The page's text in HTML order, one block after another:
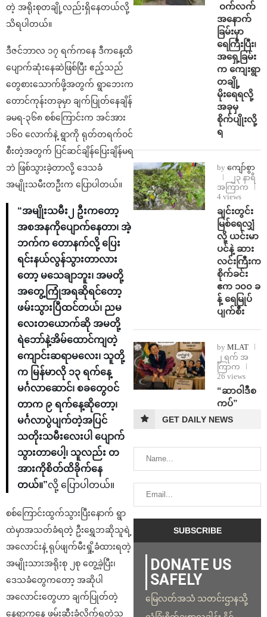
တဲ့ အရိုးစုတချို့လည်းရှိနေတယ်လို့
သိရပါတယ်။
ဒီဇင်ဘာလ ၁၇ ရက်ကနေ ဒီကနေ့ထိ
ပျောက်ဆုံးနေဆဲဖြစ်ပြီး ဧည့်သည်
တွေစားသောက်ဖို့အတွက် ရွာဘေးက
တောင်ကုန်းတခုမှာ ချက်ပြုတ်နေချိန်
ခမရ-‌၃၆၈ စစ်ကြောင်းက အင်အား
၁၆၀ လောက်နဲ့ ရွာကို ရုတ်တရက်ဝင်
စီးတဲ့အတွက် ပြင်ဆင်ချိန်ပြေးချိန်မရ
ဘဲ ဖြစ်သွားခဲ့တာလို့ ဒေသခံ
အမျိုးသမီးတဦးက ပြောပါတယ်။
“အမျိုးသမီး၂ ဦးကတော့
အစအနကိုပျောက်နေတာ၊ အဲ့
ဘက်က တောနက်လို့ ပြေး
ရင်းနယ်လွန်သွားတာလား
တော့ မသေချာဘူး၊ အမတို့
အတွေ့ကြုံအရဆိုရင်တော့
ဖမ်းသွားပြီထင်တယ်၊ ညမ
လေးတယောက်ဆို အမတို့
ရဲဘော်နဲ့အိမ်ထောင်ကျတဲ့
ကျောင်းဆရာမလေး၊ သူတို့
က မြန်မာလို ၁၃ ရက်နေ့
မင်္ဂလာဆောင်၊ စခတွေဝင်
တာက ၉ ရက်နေ့ဆိုတော့၊
မင်္ဂလာပွဲပျက်တဲ့အပြင်
သတိုးသမီးလေးပါ ပျောက်
သွားတာပေါ့၊ သူလည်း တ
အားကိုစိတ်ထိခိုက်နေ
တယ်။”လို့ ပြောပါတယ်။
စစ်ကြောင်းထွက်သွားပြီးနောက် ရွာ
ထဲမှာအသတ်ခံရတဲ့ ဦးရွှေဘဆိုသူရဲ့
အလောင်းနဲ့ ရုပ်ဖျက်မီးရှို့ခံထားရတဲ့
အမျိုးသားအရိုးစု ၂စု တွေ့ခဲ့ပြီး၊
ဒေသခံတွေကတော့ အဆိုပါ
အလောင်းတွေဟာ ချက်ပြုတ်တဲ့
နေရာကနေ ဖမ်းဆီးခံလိုက်ရတဲ့သူ
⁩ ⁨ဝက်လက်
အနောက်
ခြမ်းမှာ
ရေကြီးပြီး၊
အရှေ့ခြမ်း
က ကျေးရွာ
တချို့
မိုးရေရလို့
အခုမှ
စိုက်ပျိုးလို့
ရ
by ကျော်စွာ
၂၃ နာရီ
အကြာက
4 views
ချင်းတွင်း
မြစ်ရေလျှံ
လို့ ယင်းမာ
ပင်နဲ့ ဆား
လင်းကြီးက
စိုက်ခင်း
ဧက ၁၀၀ ခ
န့် ရေမြုပ်
ပျက်စီး
by MLAT
၂ ရက် အ
ကြာက
26 views
“ဆာဝါဒီစ
ကပ်”
GET DAILY NEWS
DONATE US
SAFELY
မြေလတ်အသံ သတင်းဌာနသို့